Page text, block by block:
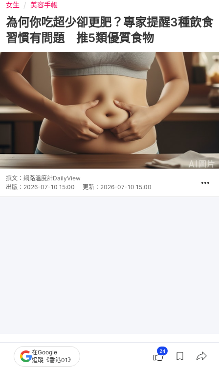
女生 美容手帳
為何你吃超少卻更肥？專家提醒3種飲食
習慣有問題 推5類優質食物
撰文： 網路溫度計DailyView
出版： 2026-07-10 15:00 更新： 2026-07-10 15:00
你可能不是在減脂，而是在流失肌肉！營養師提醒，
在Google
追蹤《香港01》
24